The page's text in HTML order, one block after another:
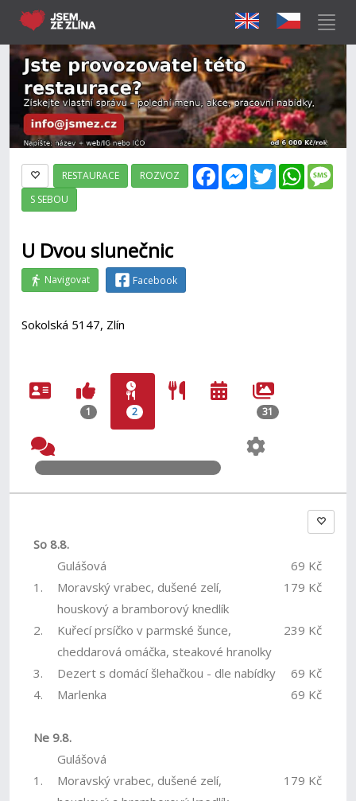
FacebookMessenger
Twitter
RESTAURACE
ROZVOZ
S SEBOU
U Dvou slunečnic
Navigovat Facebook
Sokolská 5147, Zlín
1 2 31
So 8.8.
Gulášová
69 Kč
1.
Moravský vrabec, dušené zelí,
houskový a bramborový knedlík
179 Kč
2.
Kuřecí prsíčko v parmské šunce,
cheddarová omáčka, steakové hranolky
239 Kč
3. Dezert s domácí šlehačkou - dle nabídky
69 Kč
4.
Marlenka 69 Kč
Ne 9.8.
Gulášová
1.
Moravský vrabec, dušené zelí,
179 Kč